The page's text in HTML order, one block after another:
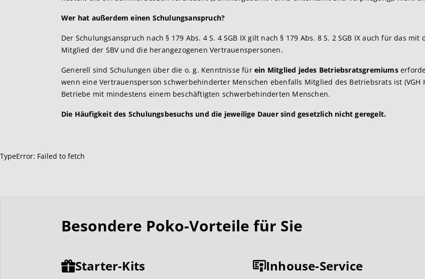
Wer hat außerdem einen Schulungsanspruch?
Der Schulungsanspruch nach § 179 Abs. 4 S. 4 SGB IX gilt nach § 179 Abs. 8 S. 2 SGB IX auch für das
Mitglied der SBV und die herangezogenen Vertrauenspersonen.
Generell sind Schulungen über die o. g. Kenntnisse fürein Mitglied jedes Betriebsratsgremiums
wenn eine Vertrauensperson schwerbehinderter Menschen ebenfalls Mitglied des Betriebsrats ist (VGH
Betriebe mit mindestens einem beschäftigten schwerbehinderten Menschen.
Die Häufigkeit des Schulungsbesuchs und die jeweilige Dauer sind gesetzlich nicht geregelt.
TypeError: Failed to fetch
Besondere Poko-Vorteile für Sie
Starter-Kits Inhouse-Service